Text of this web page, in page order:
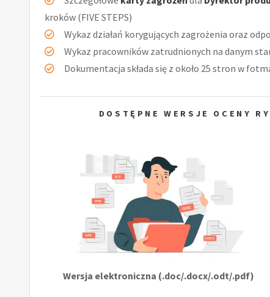
kroków (FIVE STEPS)
Wykaz działań korygujących zagrożenia oraz
Wykaz pracowników zatrudnionych na danym
Dokumentacja składa się z około 25 stron w
DOSTĘPNE WERSJE OCENY
Wersja elektroniczna (.doc/.docx/.odt/.pdf)